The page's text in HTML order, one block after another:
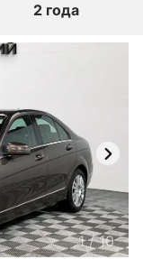
2 года
1/10